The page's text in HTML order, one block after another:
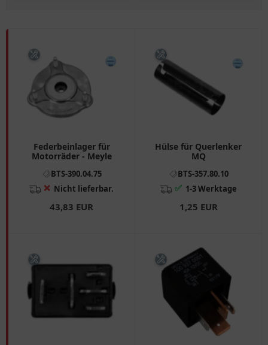
Federbeinlager für
Motorräder - Meyle
BTS-390.04.75
❌ Nicht lieferbar.
43,83 EUR
Hülse für Querlenker
MQ
BTS-357.80.10
✅ 1-3 Werktage
1,25 EUR